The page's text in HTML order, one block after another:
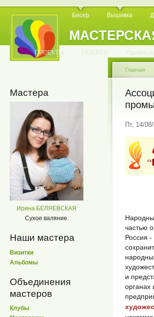
Бисер Вышивка
. . . . . . . .
. ПРОЕКТЫ ГАЛЕРЕИ
Мастера
Ирина БЕЛЯЕВСКАЯ
Сухое валяние.
Наши мастера
Визитки
Альбомы
Объединения
мастеров
Клубы
Главная
Пт, 14/
частью
Россия
и
органах